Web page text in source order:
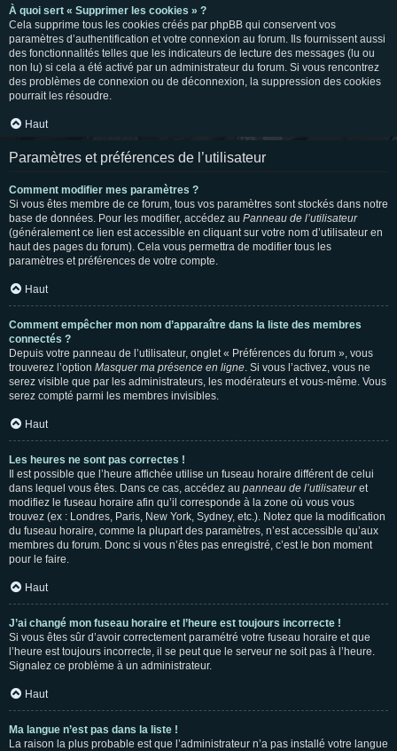
À quoi sert « Supprimer les cookies » ?
Cela supprime tous les cookies créés par phpBB qui conservent vos
paramètres d’authentification et votre connexion au forum. Ils fournissent aussi
des fonctionnalités telles que les indicateurs de lecture des messages (lu ou
non lu) si cela a été activé par un administrateur du forum. Si vous rencontrez
des problèmes de connexion ou de déconnexion, la suppression des cookies
pourrait les résoudre.
Haut
Paramètres et préférences de l’utilisateur
Comment modifier mes paramètres ?
Si vous êtes membre de ce forum, tous vos paramètres sont stockés dans notre
base de données. Pour les modifier, accédez au Panneau de l’utilisateur
(généralement ce lien est accessible en cliquant sur votre nom d’utilisateur en
haut des pages du forum). Cela vous permettra de modifier tous les
paramètres et préférences de votre compte.
Haut
Comment empêcher mon nom d’apparaître dans la liste des membres
connectés ?
Depuis votre panneau de l’utilisateur, onglet « Préférences du forum », vous
trouverez l’option Masquer ma présence en ligne. Si vous l’activez, vous ne
serez visible que par les administrateurs, les modérateurs et vous-même. Vous
serez compté parmi les membres invisibles.
Haut
Les heures ne sont pas correctes !
Il est possible que l’heure affichée utilise un fuseau horaire différent de celui
dans lequel vous êtes. Dans ce cas, accédez au panneau de l’utilisateuret
modifiez le fuseau horaire afin qu’il corresponde à la zone où vous vous
trouvez (ex : Londres, Paris, New York, Sydney, etc.). Notez que la modification
du fuseau horaire, comme la plupart des paramètres, n’est accessible qu’aux
membres du forum. Donc si vous n’êtes pas enregistré, c’est le bon moment
pour le faire.
Haut
J’ai changé mon fuseau horaire et l’heure est toujours incorrecte !
Si vous êtes sûr d’avoir correctement paramétré votre fuseau horaire et que
l’heure est toujours incorrecte, il se peut que le serveur ne soit pas à l’heure.
Signalez ce problème à un administrateur.
Haut
Ma langue n’est pas dans la liste !
La raison la plus probable est que l’administrateur n’a pas installé votre langue